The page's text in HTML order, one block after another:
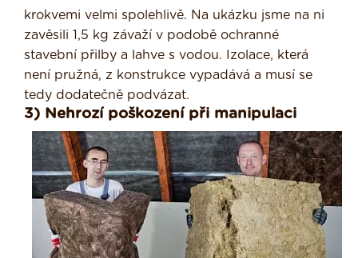
krokvemi velmi spolehlivě. Na ukázku jsme na ni
zavěsili 1,5 kg závaží v podobě ochranné
stavební přilby a lahve s vodou. Izolace, která
není pružná, z konstrukce vypadává a musí se
tedy dodatečně podvázat.
3) Nehrozí poškození při manipulaci